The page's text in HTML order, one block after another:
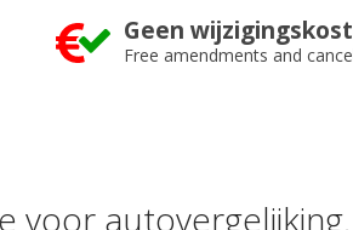
Geen
Free amendments and
voor